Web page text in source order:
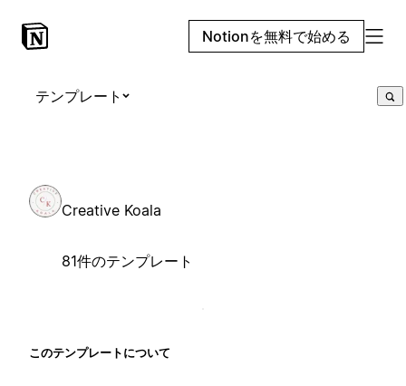
Notionを無料で始める
テンプレート
Creative Koala
81件のテンプレート
このテンプレートについて